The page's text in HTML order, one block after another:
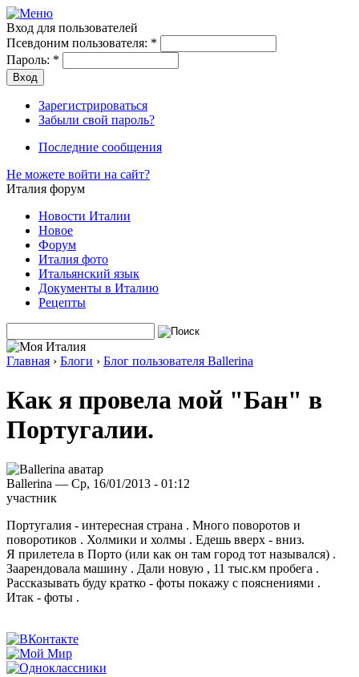
Вход для пользователей
Псевдоним пользователя: *
Пароль: *
Зарегистрироваться
Забыли свой пароль?
Последние сообщения
Не можете войти на сайт?
Италия форум
Новости Италии
Новое
Форум
Италия фото
Итальянский язык
Документы в Италию
Рецепты
Главная › Блоги › Блог пользователя Ballerina
Как я провела мой "Бан" в
Португалии.
Ballerina — Ср, 16/01/2013 - 01:12
участник
Португалия - интересная страна . Много поворотов и
поворотиков . Холмики и холмы . Едешь вверх - вниз.
Я прилетела в Порто (или как он там город тот назывался) .
Заарендовала машину . Дали новую , 11 тыс.км пробега .
Рассказывать буду кратко - фоты покажу с пояснениями .
Итак - фоты .